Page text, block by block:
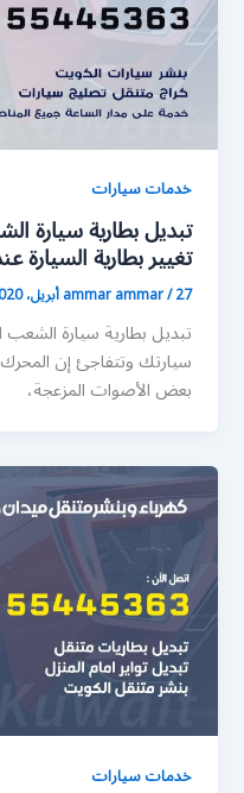
خدمات سيارات
تغيير بطارية السيارة
ammar ammar/27 أبريل، 2020
تبديل بطارية سيارة
سيارتك وتتفاجئ إن المحرك
بعض الأصوات المزعجة،
خدمات سيارات